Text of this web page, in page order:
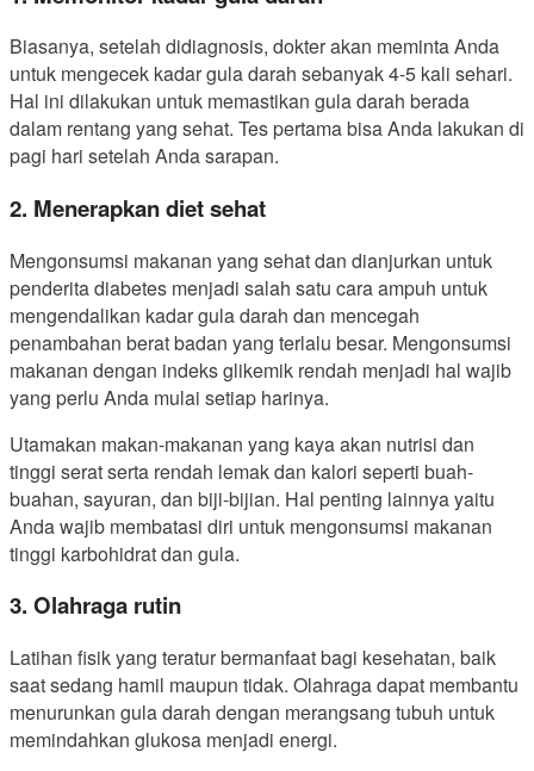
Biasanya, setelah didiagnosis, dokter akan meminta Anda
untuk mengecek kadar gula darah sebanyak 4-5 kali sehari.
Hal ini dilakukan untuk memastikan gula darah berada
dalam rentang yang sehat. Tes pertama bisa Anda lakukan di
pagi hari setelah Anda sarapan.
2. Menerapkan diet sehat
Mengonsumsi makanan yang sehat dan dianjurkan untuk
penderita diabetes menjadi salah satu cara ampuh untuk
mengendalikan kadar gula darah dan mencegah
penambahan berat badan yang terlalu besar. Mengonsumsi
makanan dengan indeks glikemik rendah menjadi hal wajib
yang perlu Anda mulai setiap harinya.
Utamakan makan-makanan yang kaya akan nutrisi dan
tinggi serat serta rendah lemak dan kalori seperti buah-
buahan, sayuran, dan biji-bijian. Hal penting lainnya yaitu
Anda wajib membatasi diri untuk mengonsumsi makanan
tinggi karbohidrat dan gula.
3. Olahraga rutin
Latihan fisik yang teratur bermanfaat bagi kesehatan, baik
saat sedang hamil maupun tidak. Olahraga dapat membantu
menurunkan gula darah dengan merangsang tubuh untuk
memindahkan glukosa menjadi energi.